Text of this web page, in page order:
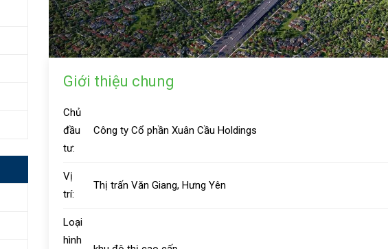
Giới thiệu chung
Chủ
đầu
tư:
Công ty Cổ phần Xuân Cầu Holdings
Vị
trí:
Thị trấn Văn Giang, Hưng Yên
Loại
hình